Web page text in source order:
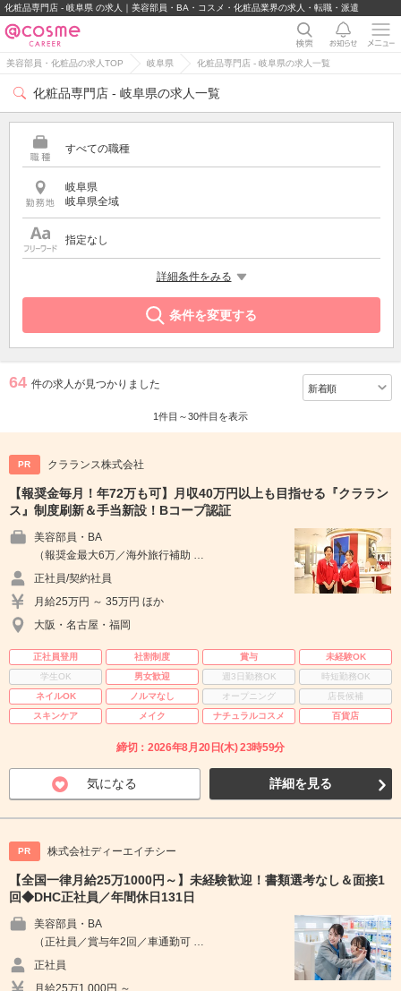
化粧品専門店 - 岐阜県 の求人｜美容部員・BA・コスメ・化粧品業界の求人・転職・派遣
美容部員・化粧品の求人TOP 岐阜県 化粧品専門店 - 岐阜県の求人一覧
化粧品専門店 - 岐阜県の求人一覧
すべての職種
岐阜県
岐阜県全域
指定なし
詳細条件をみる
条件を変更する
64 件の求人が見つかりました
1件目～30件目を表示
PR クラランス株式会社
【報奨金毎月！年72万も可】月収40万円以上も目指せる『クララン
ス』制度刷新＆手当新設！Bコープ認証
美容部員・BA
（報奨金最大6万／海外旅行補助 …
正社員/契約社員
月給25万円 ～ 35万円 ほか
大阪・名古屋・福岡
正社員登用 社割制度 賞与
未経験OK
学生OK
男女歓迎 週3日勤務OK
時短勤務OK
ネイルOK
ノルマなし オープニング
店長候補
スキンケア
メイク ナチュラルコスメ 百貨店
締切：2026年8月20日(木) 23時59分
気になる 詳細を見る
PR 株式会社ディーエイチシー
【全国一律月給25万1000円～】未経験歓迎！書類選考なし＆面接1
回◆DHC正社員／年間休日131日
美容部員・BA
（正社員／賞与年2回／車通勤可 …
正社員
月給25万1,000円 ～